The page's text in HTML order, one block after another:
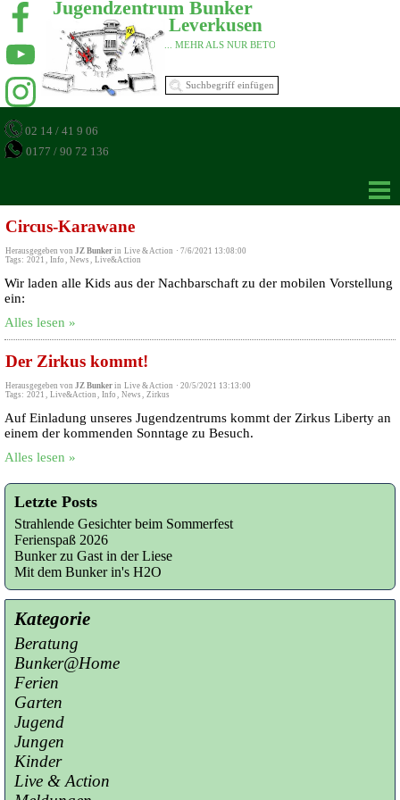
Jugendzentrum Bunker
... MEHR ALS NUR BETON
02 14 / 41 9 06
0177 / 90 72 136
Leverkusen
Circus-Karawane
Herausgegeben von JZ Bunker in Live & Action · 7/6/2021 13:08:00
Tags: 2021 , Info , News , Live&Action
Wir laden alle Kids aus der Nachbarschaft zu der mobilen Vorstellung
ein:
Alles lesen »
Der Zirkus kommt!
Herausgegeben von JZ Bunker in Live & Action · 20/5/2021 13:13:00
Tags: 2021 , Live&Action , Info , News , Zirkus
Auf Einladung unseres Jugendzentrums kommt der Zirkus Liberty an
einem der kommenden Sonntage zu Besuch.
Alles lesen »
Letzte Posts
Strahlende Gesichter beim Sommerfest
Ferienspaß 2026
Bunker zu Gast in der Liese
Mit dem Bunker in's H2O
Kategorie
Beratung
Bunker@Home
Ferien
Garten
Jugend
Jungen
Kinder
Live & Action